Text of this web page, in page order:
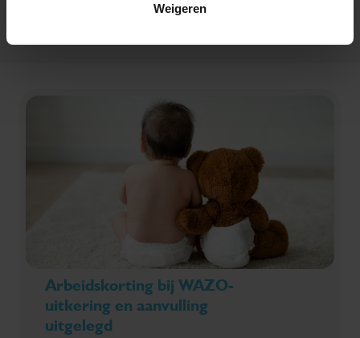
Weigeren
NAAR ALLE LOCATIES
Arbeidskorting bij WAZO-
uitkering en aanvulling
uitgelegd